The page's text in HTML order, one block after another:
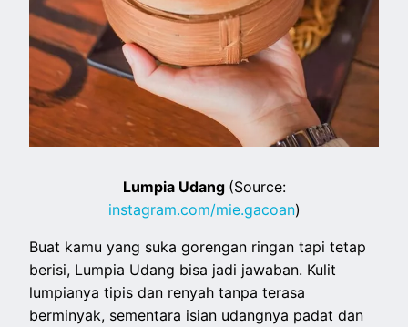
Lumpia Udang (Source:
instagram.com/mie.gacoan)
Buat kamu yang suka gorengan ringan tapi tetap
berisi, Lumpia Udang bisa jadi jawaban. Kulit
lumpianya tipis dan renyah tanpa terasa
berminyak, sementara isian udangnya padat dan